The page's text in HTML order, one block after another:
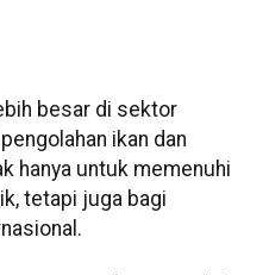
besar di sektor
ikan dan
hanya untuk memenuhi
tetapi juga bagi